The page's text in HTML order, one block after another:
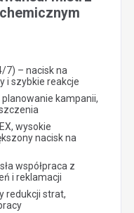
7) – nacisk na
i szybkie reakcje
kampanii,
wysokie
nacisk na
współpraca z
i reklamacji
redukcji strat,